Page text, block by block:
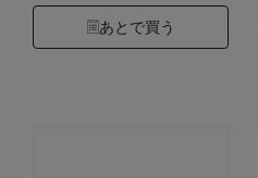
あとで買う